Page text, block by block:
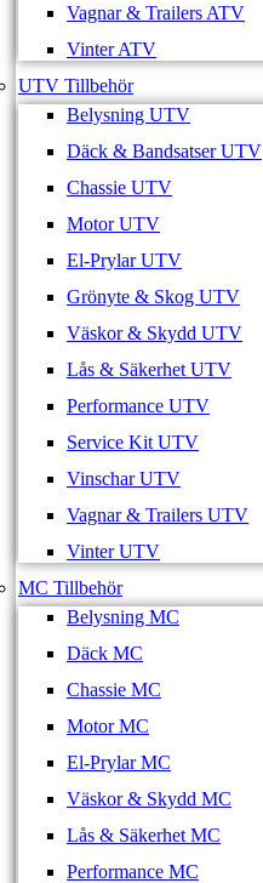
Vagnar & Trailers ATV
Vinter ATV
UTV Tillbehör
Belysning UTV
Däck & Bandsatser UTV
Chassie UTV
Motor UTV
El-Prylar UTV
Grönyte & Skog UTV
Väskor & Skydd UTV
Lås & Säkerhet UTV
Performance UTV
Service Kit UTV
Vinschar UTV
Vagnar & Trailers UTV
Vinter UTV
MC Tillbehör
Belysning MC
Däck MC
Chassie MC
Motor MC
El-Prylar MC
Väskor & Skydd MC
Lås & Säkerhet MC
Performance MC